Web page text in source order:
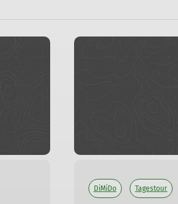
DiMiDo Tagestour